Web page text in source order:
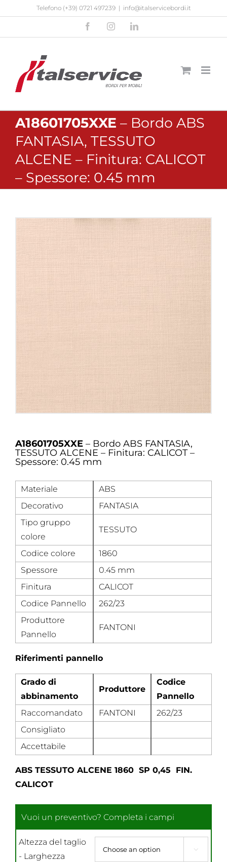
contenuto
Telefono (+39) 0721 497239 | info@italservicebordi.it
FacebookInstagramLinkedIn
A18601705XXE – Bordo ABS
FANTASIA, TESSUTO
ALCENE – Finitura: CALICOT
– Spessore: 0.45 mm
A18601705XXE – Bordo ABS FANTASIA,
TESSUTO ALCENE – Finitura: CALICOT –
Spessore: 0.45 mm
Materiale
ABS
Decorativo
FANTASIA
Tipo gruppo
colore
TESSUTO
Codice colore
1860
Spessore
0.45 mm
Finitura
CALICOT
Codice Pannello
262/23
Produttore
Pannello
FANTONI
Riferimenti pannello
Grado di
abbinamento
Produttore
Codice
Pannello
Raccomandato
FANTONI
262/23
Consigliato
Accettabile
ABS TESSUTO ALCENE 1860 SP 0,45 FIN.
CALICOT
Altezza del taglio
- Larghezza
